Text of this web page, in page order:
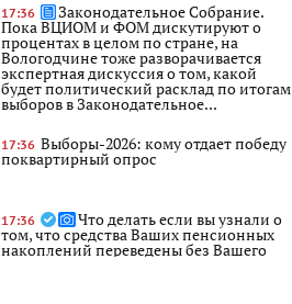
17:36 Законодательное Собрание.
Пока ВЦИОМ и ФОМ дискутируют о
процентах в целом по стране, на
Вологодчине тоже разворачивается
экспертная дискуссия о том, какой
будет политический расклад по итогам
выборов в Законодательное...
17:36 Выборы-2026: кому отдает победу
поквартирный опрос
17:36 Что делать если вы узнали о
том, что средства Ваших пенсионных
накоплений переведены без Вашего